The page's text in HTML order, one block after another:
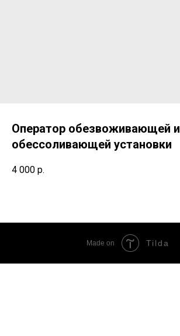
Оператор обезвоживающей и
обессоливающей установки
4 000 р.
Made on Tilda